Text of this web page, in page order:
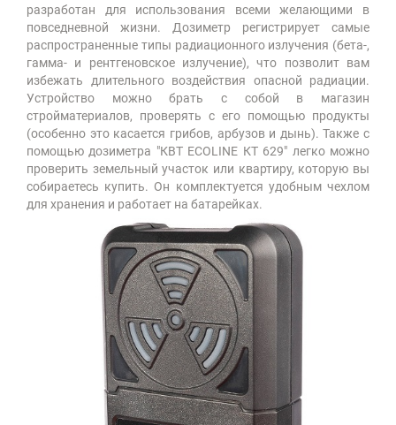
разработан для использования всеми желающими в
повседневной жизни. Дозиметр регистрирует самые
распространенные типы радиационного излучения (бета-,
гамма- и рентгеновское излучение), что позволит вам
избежать длительного воздействия опасной радиации.
Устройство можно брать с собой в магазин
стройматериалов, проверять с его помощью продукты
(особенно это касается грибов, арбузов и дынь). Также с
помощью дозиметра "КВТ ECOLINE КТ 629" легко можно
проверить земельный участок или квартиру, которую вы
собираетесь купить. Он комплектуется удобным чехлом
для хранения и работает на батарейках.